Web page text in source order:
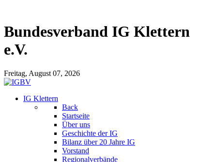
Bundesverband IG Klettern
e.V.
Freitag, August 07, 2026
IG Klettern
Back
Startseite
Über uns
Geschichte der IG
Bilanz über 20 Jahre IG
Vorstand
Regionalverbände